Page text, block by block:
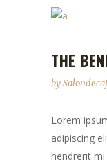
THE
by
Lorem
adipiscing
hendrerit mi